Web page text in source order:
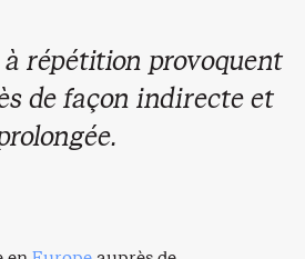
répétition provoquent
de façon indirecte et